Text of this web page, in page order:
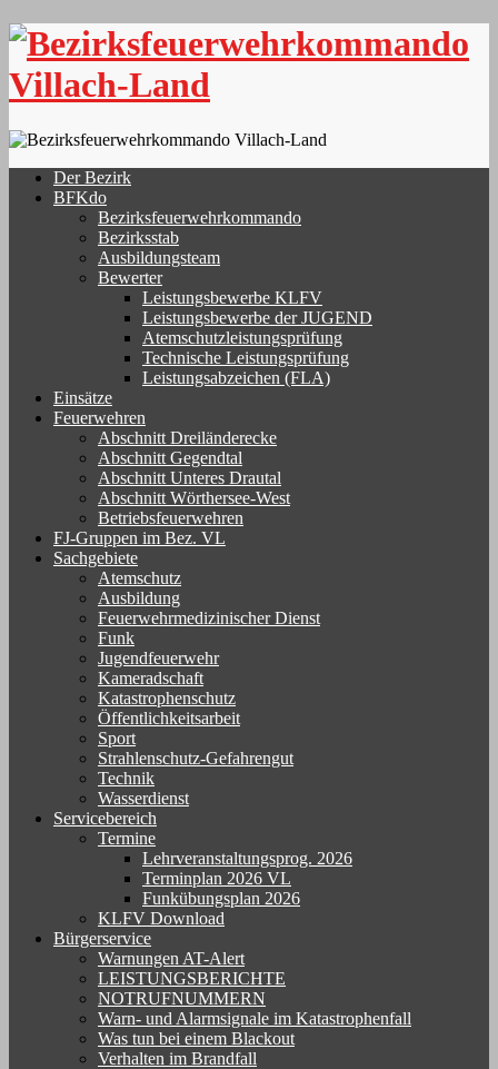
Skip
content
Der Bezirk
BFKdo
Bezirksfeuerwehrkommando
Bezirksstab
Ausbildungsteam
Bewerter
Leistungsbewerbe KLFV
Leistungsbewerbe der JUGEND
Atemschutzleistungsprüfung
Technische Leistungsprüfung
Leistungsabzeichen (FLA)
Einsätze
Feuerwehren
Abschnitt Dreiländerecke
Abschnitt Gegendtal
Abschnitt Unteres Drautal
Abschnitt Wörthersee-West
Betriebsfeuerwehren
FJ-Gruppen im Bez. VL
Sachgebiete
Atemschutz
Ausbildung
Feuerwehrmedizinischer Dienst
Funk
Jugendfeuerwehr
Kameradschaft
Katastrophenschutz
Öffentlichkeitsarbeit
Sport
Strahlenschutz-Gefahrengut
Technik
Wasserdienst
Servicebereich
Termine
Lehrveranstaltungsprog. 2026
Terminplan 2026 VL
Funkübungsplan 2026
KLFV Download
Bürgerservice
Warnungen AT-Alert
LEISTUNGSBERICHTE
NOTRUFNUMMERN
Warn- und Alarmsignale im Katastrophenfall
Was tun bei einem Blackout
Verhalten im Brandfall